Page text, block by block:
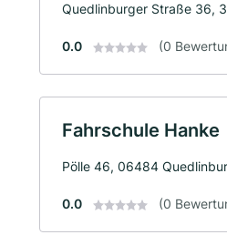
Quedlinburger Straße 36,
0.0 (0
Fahrschule Hanke
Pölle 46, 06484
0.0 (0